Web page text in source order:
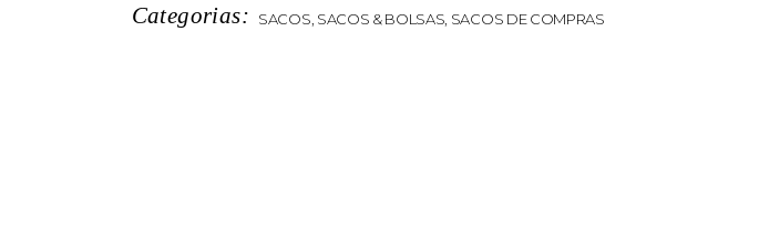
Categorias: SACOS SACOS & BOLSAS SACOS DE COMPRAS